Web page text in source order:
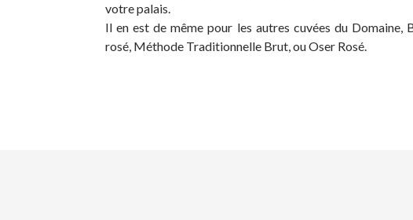
votre palais.
Il en est de même pour les autres cuvées du Domaine,
rosé, Méthode Traditionnelle Brut, ou Oser Rosé.